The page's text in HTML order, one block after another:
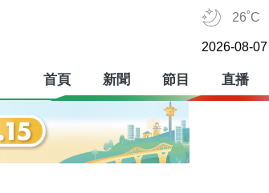
26˚C
2026-08-07
首頁 新聞 節目 直播